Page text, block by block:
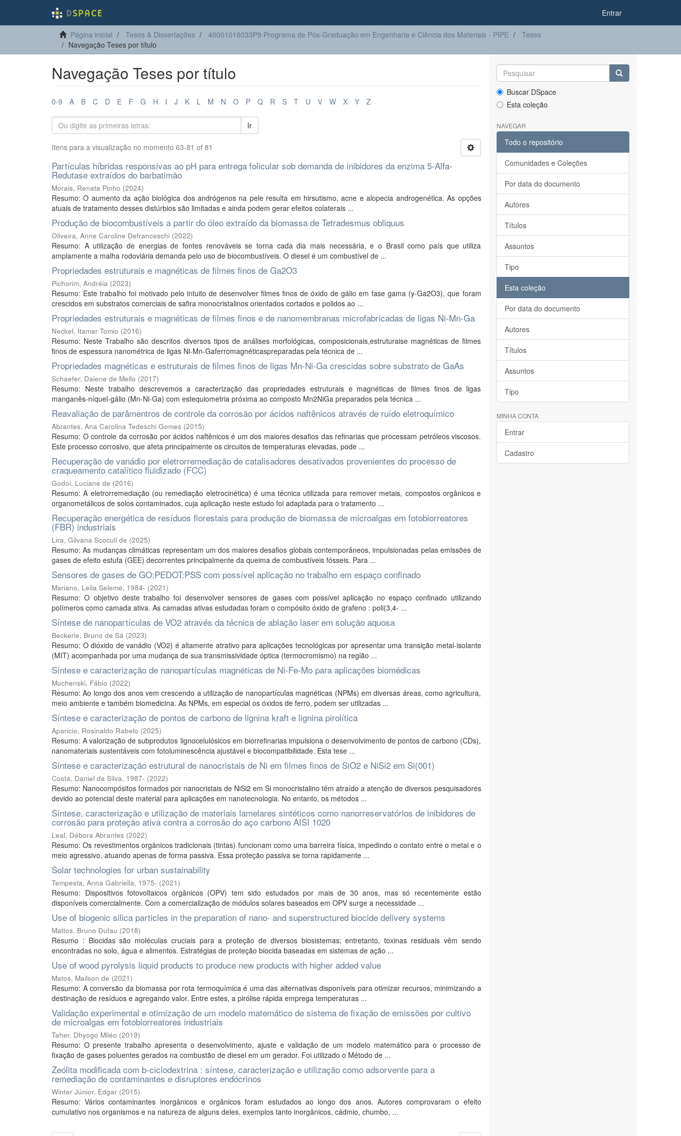
Entrar
Página inicial Teses & Dissertações 40001016033P9 Programa de Pós-Graduação em Engenharia e Ciência dos Materiais - PIPE
Teses
Navegação Teses por título
Navegação Teses por título
0-9 A B C D E F G H I J K L M N O P Q R S T U V W X Y Z
Ir
Itens para a visualização no momento 63-81 of 81
Partículas híbridas responsivas ao pH para entrega folicular sob demanda de inibidores da enzima 5-Alfa-
Redutase extraídos do barbatimão
Morais, Renata Pinho (2024)
Resumo: O aumento da ação biológica dos andrógenos na pele resulta em hirsutismo, acne e alopecia androgenética. As opções
atuais de tratamento desses distúrbios são limitadas e ainda podem gerar efeitos colaterais ...
Produção de biocombustíveis a partir do óleo extraído da biomassa de Tetradesmus obliquus
Oliveira, Anne Caroline Defranceschi (2022)
Resumo: A utilização de energias de fontes renováveis se torna cada dia mais necessária, e o Brasil como país que utiliza
amplamente a malha rodoviária demanda pelo uso de biocombustíveis. O diesel é um combustível de ...
Propriedades estruturais e magnéticas de filmes finos de Ga2O3
Pichorim, Andréia (2023)
Resumo: Este trabalho foi motivado pelo intuito de desenvolver filmes finos de óxido de gálio em fase gama (y-Ga2O3), que foram
crescidos em substratos comerciais de safira monocristalinos orientados cortados e polidos ao ...
Propriedades estruturais e magnéticas de filmes finos e de nanomembranas microfabricadas de ligas Ni-Mn-Ga
Neckel, Itamar Tomio (2016)
Resumo: Neste Trabalho são descritos diversos tipos de análises morfológicas, composicionais,estruturaise magnéticas de filmes
finos de espessura nanométrica de ligas Ni-Mn-Gaferromagnéticaspreparadas pela técnica de ...
Propriedades magnéticas e estruturais de filmes finos de ligas Mn-Ni-Ga crescidas sobre substrato de GaAs
Schaefer, Daiene de Mello (2017)
Resumo: Neste trabalho descrevemos a caracterização das propriedades estruturais e magnéticas de filmes finos de ligas
manganês-níquel-gálio (Mn-Ni-Ga) com estequiometria próxima ao composto Mn2NiGa preparados pela técnica ...
Reavaliação de parâmentros de controle da corrosão por ácidos naftênicos através de ruído eletroquímico
Abrantes, Ana Carolina Tedeschi Gomes (2015)
Resumo: O controle da corrosão por ácidos naftênicos é um dos maiores desafios das refinarias que processam petróleos viscosos.
Este processo corrosivo, que afeta principalmente os circuitos de temperaturas elevadas, pode ...
Recuperação de vanádio por eletrorremediação de catalisadores desativados provenientes do processo de
craqueamento catalítico fluidizado (FCC)
Godoi, Luciane de (2016)
Resumo: A eletrorremediação (ou remediação eletrocinética) é uma técnica utilizada para remover metais, compostos orgânicos e
organometálicos de solos contaminados, cuja aplicação neste estudo foi adaptada para o tratamento ...
Recuperação energética de resíduos florestais para produção de biomassa de microalgas em fotobiorreatores
(FBR) industriais
Lira, Gilvana Scoculi de (2025)
Resumo: As mudanças climáticas representam um dos maiores desafios globais contemporâneos, impulsionadas pelas emissões de
gases de efeito estufa (GEE) decorrentes principalmente da queima de combustíveis fósseis. Para ...
Sensores de gases de GO:PEDOT:PSS com possível aplicação no trabalho em espaço confinado
Mariano, Leila Seleme, 1984- (2021)
Resumo: O objetivo deste trabalho foi desenvolver sensores de gases com possível aplicação no espaço confinado utilizando
polímeros como camada ativa. As camadas ativas estudadas foram o compósito óxido de grafeno : poli(3,4- ...
Síntese de nanopartículas de VO2 através da técnica de ablação laser em solução aquosa
Beckerle, Bruno de Sá (2023)
Resumo: O dióxido de vanádio (VO2) é altamente atrativo para aplicações tecnológicas por apresentar uma transição metal-isolante
(MIT) acompanhada por uma mudança de sua transmissividade óptica (termocromismo) na região ...
Síntese e caracterização de nanopartículas magnéticas de Ni-Fe-Mo para aplicações biomédicas
Muchenski, Fábio (2022)
Resumo: Ao longo dos anos vem crescendo a utilização de nanopartículas magnéticas (NPMs) em diversas áreas, como agricultura,
meio ambiente e também biomedicina. As NPMs, em especial os óxidos de ferro, podem ser utilizadas ...
Síntese e caracterização de pontos de carbono de lignina kraft e lignina pirolítica
Aparicio, Rosinaldo Rabelo (2025)
Resumo: A valorização de subprodutos lignocelulósicos em biorrefinarias impulsiona o desenvolvimento de pontos de carbono (CDs),
nanomateriais sustentáveis com fotoluminescência ajustável e biocompatibilidade. Esta tese ...
Síntese e caracterização estrutural de nanocristais de Ni em filmes finos de SiO2 e NiSi2 em Si(001)
Costa, Daniel da Silva, 1987- (2022)
Resumo: Nanocompósitos formados por nanocristais de NiSi2 em Si monocristalino têm atraído a atenção de diversos pesquisadores
devido ao potencial deste material para aplicações em nanotecnologia. No entanto, os métodos ...
Síntese, caracterização e utilização de materiais lamelares sintéticos como nanorreservatórios de inibidores de
corrosão para proteção ativa contra a corrosão do aço carbono AISI 1020
Leal, Débora Abrantes (2022)
Resumo: Os revestimentos orgânicos tradicionais (tintas) funcionam como uma barreira física, impedindo o contato entre o metal e o
meio agressivo, atuando apenas de forma passiva. Essa proteção passiva se torna rapidamente ...
Solar technologies for urban sustainability
Tempesta, Anna Gabriella, 1975- (2021)
Resumo: Dispositivos fotovoltaicos orgânicos (OPV) tem sido estudados por mais de 30 anos, mas só recentemente estão
disponíveis comercialmente. Com a comercialização de módulos solares baseados em OPV surge a necessidade ...
Use of biogenic silica particles in the preparation of nano- and superstructured biocide delivery systems
Mattos, Bruno Dufau (2018)
Resumo : Biocidas são moléculas cruciais para a proteção de diversos biosistemas; entretanto, toxinas residuais vêm sendo
encontradas no solo, água e alimentos. Estratégias de proteção biocida baseadas em sistemas de ação ...
Use of wood pyrolysis liquid products to produce new products with higher added value
Matos, Mailson de (2021)
Resumo: A conversão da biomassa por rota termoquímica é uma das alternativas disponíveis para otimizar recursos, minimizando a
destinação de resíduos e agregando valor. Entre estes, a pirólise rápida emprega temperaturas ...
Validação experimental e otimização de um modelo matemático de sistema de fixação de emissões por cultivo
de microalgas em fotobiorreatores industriais
Taher, Dhyogo Miléo (2019)
Resumo: O presente trabalho apresenta o desenvolvimento, ajuste e validação de um modelo matemático para o processo de
fixação de gases poluentes gerados na combustão de diesel em um gerador. Foi utilizado o Método de ...
Zeólita modificada com b-ciclodextrina : síntese, caracterização e utilização como adsorvente para a
remediação de contaminantes e disruptores endócrinos
Winter Júnior, Edgar (2015)
Resumo: Vários contaminantes inorgânicos e orgânicos foram estudados ao longo dos anos. Autores comprovaram o efeito
cumulativo nos organismos e na natureza de alguns deles, exemplos tanto inorgânicos, cádmio, chumbo, ...
Buscar DSpace
Esta coleção
NAVEGAR
Todo o repositório
Comunidades e Coleções
Por data do documento
Autores
Títulos
Assuntos
Tipo
Esta coleção
Por data do documento
Autores
Títulos
Assuntos
Tipo
MINHA CONTA
Entrar
Cadastro